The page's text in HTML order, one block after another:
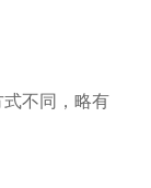
不同，略有